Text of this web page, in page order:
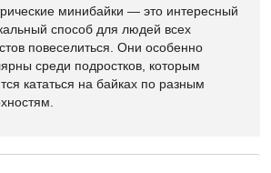
минибайки — это интересный
способ для людей всех
повеселиться. Они особенно
среди подростков, которым
кататься на байках по разным